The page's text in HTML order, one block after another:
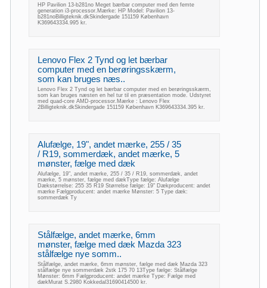
HP Pavilion 13-b281no Meget bærbar computer med den femte
generation i3-processor.Mærke: HP Model: Pavilion 13-
b281noBilligteknik.dkSkindergade 151159 København
K369643334.995 kr.
Lenovo Flex 2 Tynd og let bærbar
computer med en berøringsskærm,
som kan bruges næs..
Lenovo Flex 2 Tynd og let bærbar computer med en berøringsskærm,
som kan bruges næsten en hel tur til en præsentation mode. Udstyret
med quad-core AMD-processor.Mærke : Lenovo Flex
2Billigteknik.dkSkindergade 151159 København K369643334.395 kr.
Alufælge, 19", andet mærke, 255 / 35
/ R19, sommerdæk, andet mærke, 5
mønster, fælge med dæk
Alufælge, 19", andet mærke, 255 / 35 / R19, sommerdæk, andet
mærke, 5 mønster, fælge med dækType fælge: Alufælge
Dækstørrelse: 255 35 R19 Størrelse fælge: 19" Dækproducent: andet
mærke Fælgproducent: andet mærke Mønster: 5 Type dæk:
sommerdæk Ty
Stålfælge, andet mærke, 6mm
mønster, fælge med dæk Mazda 323
stålfælge nye somm..
Stålfælge, andet mærke, 6mm mønster, fælge med dæk Mazda 323
stålfælge nye sommerdæk 2stk 175 70 13Type fælge: Stålfælge
Mønster: 6mm Fælgproducent: andet mærke Type: Fælge med
dækMurat S.2980 Kokkedal31690414500 kr.